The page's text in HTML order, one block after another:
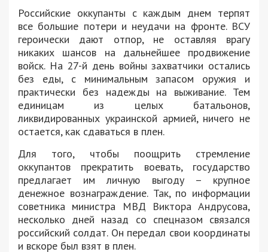
Российские оккупанты с каждым днем терпят
все большие потери и неудачи на фронте. ВСУ
героически дают отпор, не оставляя врагу
никаких шансов на дальнейшее продвижение
войск. На 27-й день войны захватчики остались
без еды, с минимальным запасом оружия и
практически без надежды на выживание. Тем
единицам из целых батальонов,
ликвидированных украинской армией, ничего не
остается, как сдаваться в плен.
Для того, чтобы поощрить стремление
оккупантов прекратить воевать, государство
предлагает им личную выгоду – крупное
денежное вознаграждение. Так, по информации
советника министра МВД Виктора Андрусова,
несколько дней назад со спецназом связался
российский солдат. Он передал свои координаты
и вскоре был взят в плен.